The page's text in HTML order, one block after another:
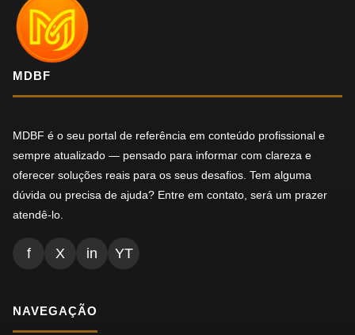
MDBF
MDBF é o seu portal de referência em conteúdo profissional e
sempre atualizado — pensado para informar com clareza e
oferecer soluções reais para os seus desafios. Tem alguma
dúvida ou precisa de ajuda? Entre em contato, será um prazer
atendê-lo.
f X in YT
NAVEGAÇÃO